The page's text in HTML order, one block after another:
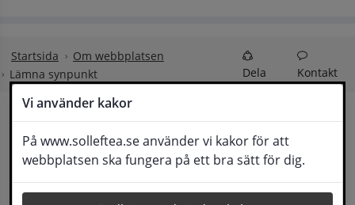
Vi använder kakor
På www.solleftea.se använder vi kakor för att
webbplatsen ska fungera på ett bra sätt för dig.
Startsida
Om webbplatsen
Lämna synpunkt
Dela Kontakt
Lämna synpunkt
Här kan du lämna synpunkter, förslag och